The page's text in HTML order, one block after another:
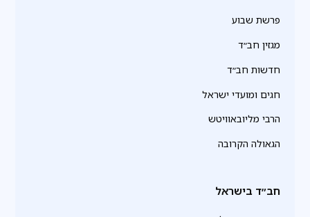
פרשת שבוע
מגזין חב״ד
חדשות חב״ד
חגים ומועדי ישראל
הרבי מליובאוויטש
הגאולה הקרובה
חב״ד בישראל